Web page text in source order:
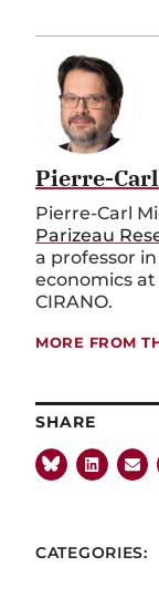
Pierre-
Pierre-Carl
Parizeau
a professor
economics
CIRANO.
MORE FROM
SHARE
CATEGORIES: